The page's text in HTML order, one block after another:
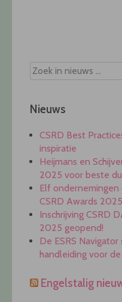
Nieuws
CSRD Best
inspiratie
Heijmans en
2025 voor beste
Elf
CSRD Awards 2025
Inschrijving CSRD
2025 geopend!
De ESRS
handleiding voor de
Engelstalig